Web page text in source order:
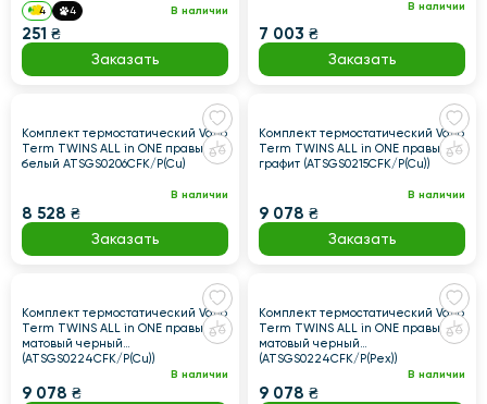
4 4 В наличии
251 ₴
Заказать
В наличии
7 003 ₴
Заказать
Комплект термостатический Vario
Term TWINS ALL in ONE правый,
белый ATSGS0206CFK/P(Cu)
В наличии
8 528 ₴
Заказать
Комплект термостатический Vario
Term TWINS ALL in ONE правый,
графит (ATSGS0215CFK/P(Cu))
В наличии
9 078 ₴
Заказать
Комплект термостатический Vario
Term TWINS ALL in ONE правый,
матовый черный
(ATSGS0224CFK/P(Cu))
В наличии
9 078 ₴
Комплект термостатический Vario
Term TWINS ALL in ONE правый,
матовый черный
(ATSGS0224CFK/P(Pex))
В наличии
9 078 ₴